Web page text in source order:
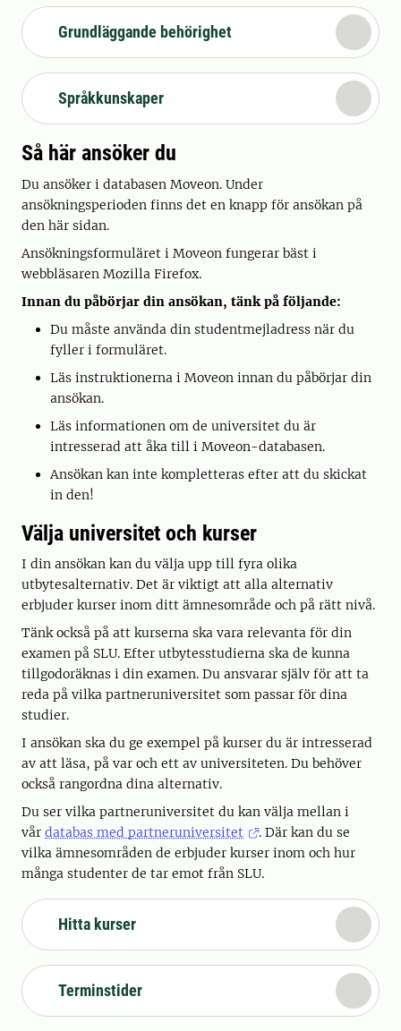
Grundläggande behörighet
Språkkunskaper
Så här ansöker du
Du ansöker i databasen Moveon. Under
ansökningsperioden finns det en knapp för ansökan på
den här sidan.
Ansökningsformuläret i Moveon fungerar bäst i
webbläsaren Mozilla Firefox.
Innan du påbörjar din ansökan, tänk på följande:
Du måste använda din studentmejladress när du
fyller i formuläret.
Läs instruktionerna i Moveon innan du påbörjar din
ansökan.
Läs informationen om de universitet du är
intresserad att åka till i Moveon-databasen.
Ansökan kan inte kompletteras efter att du skickat
in den!
Välja universitet och kurser
I din ansökan kan du välja upp till fyra olika
utbytesalternativ. Det är viktigt att alla alternativ
erbjuder kurser inom ditt ämnesområde och på rätt nivå.
Tänk också på att kurserna ska vara relevanta för din
examen på SLU. Efter utbytesstudierna ska de kunna
tillgodoräknas i din examen. Du ansvarar själv för att ta
reda på vilka partneruniversitet som passar för dina
studier.
I ansökan ska du ge exempel på kurser du är intresserad
av att läsa, på var och ett av universiteten. Du behöver
också rangordna dina alternativ.
Du ser vilka partneruniversitet du kan välja mellan i
vår databas med partneruniversitet
. Där kan du se
vilka ämnesområden de erbjuder kurser inom och hur
många studenter de tar emot från SLU.
Hitta kurser
Terminstider